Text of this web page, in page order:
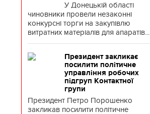
У Донецькій області
чиновники провели незаконні
конкурсні торги на закупівлю
витратних матеріалів для апаратів...
Президент закликає
посилити політичне
управління робочих
підгруп Контактної
групи
Президент Петро Порошенко
закликав посилити політичне